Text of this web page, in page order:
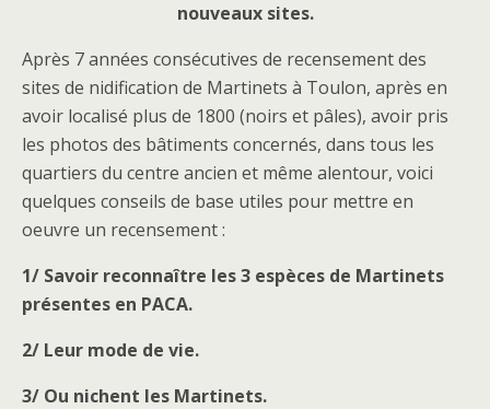
nouveaux sites.
Après 7 années consécutives de recensement des
sites de nidification de Martinets à Toulon, après en
avoir localisé plus de 1800 (noirs et pâles), avoir pris
les photos des bâtiments concernés, dans tous les
quartiers du centre ancien et même alentour, voici
quelques conseils de base utiles pour mettre en
oeuvre un recensement :
1/ Savoir reconnaître les 3 espèces de Martinets
présentes en PACA.
2/ Leur mode de vie.
3/ Ou nichent les Martinets.